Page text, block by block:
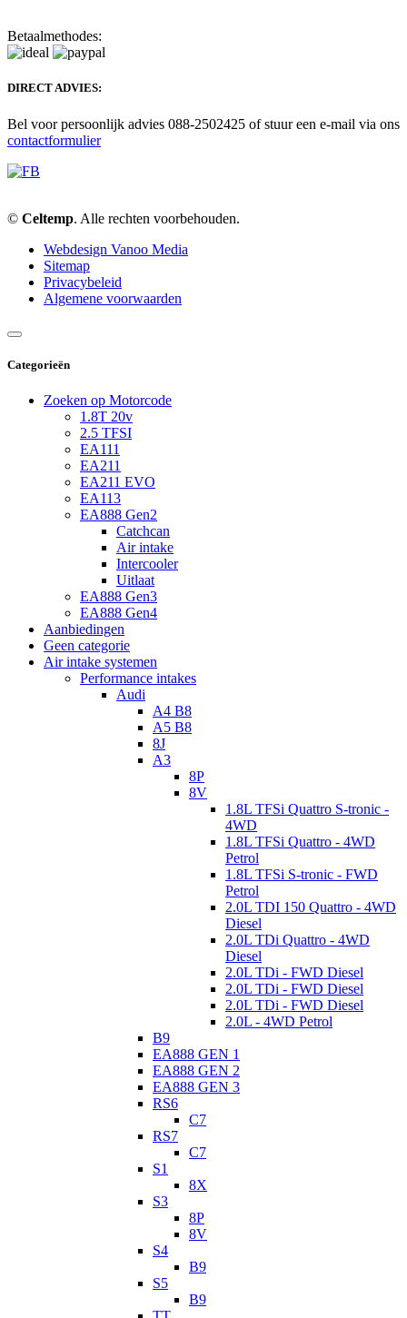
Betaalmethodes:
DIRECT ADVIES:
Bel voor persoonlijk advies 088-2502425 of stuur een e-mail via ons
contactformulier
© Celtemp. Alle rechten voorbehouden.
Webdesign Vanoo Media
Sitemap
Privacybeleid
Algemene voorwaarden
Categorieën
Zoeken op Motorcode
1.8T 20v
2.5 TFSI
EA111
EA211
EA211 EVO
EA113
EA888 Gen2
Catchcan
Air intake
Intercooler
Uitlaat
EA888 Gen3
EA888 Gen4
Aanbiedingen
Geen categorie
Air intake systemen
Performance intakes
Audi
A4 B8
A5 B8
8J
A3
8P
8V
1.8L TFSi Quattro S-tronic -
4WD
1.8L TFSi Quattro - 4WD
Petrol
1.8L TFSi S-tronic - FWD
Petrol
2.0L TDI 150 Quattro - 4WD
Diesel
2.0L TDi Quattro - 4WD
Diesel
2.0L TDi - FWD Diesel
2.0L TDi - FWD Diesel
2.0L TDi - FWD Diesel
2.0L - 4WD Petrol
B9
EA888 GEN 1
EA888 GEN 2
EA888 GEN 3
RS6
C7
RS7
C7
S1
8X
S3
8P
8V
S4
B9
S5
B9